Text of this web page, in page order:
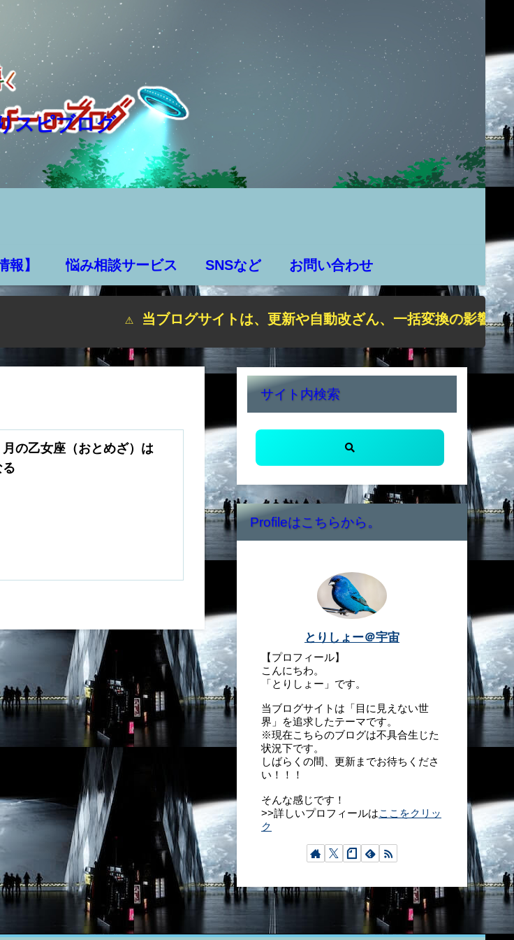
スピブログ
報】 悩み相談サービス SNSなど お問い合わせ
⚠ 当ブログサイトは、更新や自動改ざん、一括変換の影響で正しく
月の乙女座（おとめざ）は
る
サイト内検索
Profileはこちらから。
とりしょー＠宇宙
【プロフィール】
こんにちわ。
「とりしょー」です。
当ブログサイトは「目に見えない世
界」を追求したテーマです。
※現在こちらのブログは不具合生じた
状況下です。
しばらくの間、更新までお待ちくださ
い！！！
そんな感じです！
>>詳しいプロフィールはここをクリッ
ク